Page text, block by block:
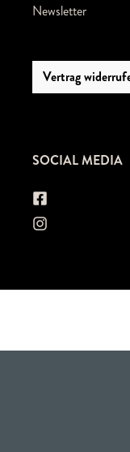
Newsletter
Vertrag
SOCIAL MEDIA